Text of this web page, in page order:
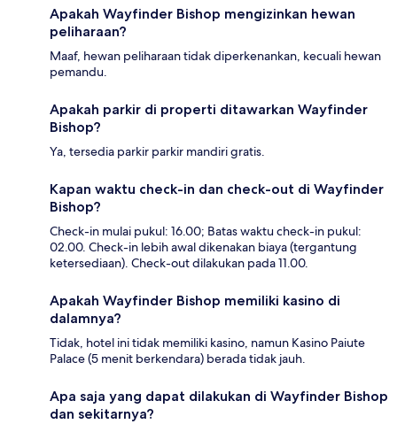
Apakah Wayfinder Bishop mengizinkan hewan
peliharaan?
Maaf, hewan peliharaan tidak diperkenankan, kecuali hewan
pemandu.
Apakah parkir di properti ditawarkan Wayfinder
Bishop?
Ya, tersedia parkir parkir mandiri gratis.
Kapan waktu check-in dan check-out di Wayfinder
Bishop?
Check-in mulai pukul: 16.00; Batas waktu check-in pukul:
02.00. Check-in lebih awal dikenakan biaya (tergantung
ketersediaan). Check-out dilakukan pada 11.00.
Apakah Wayfinder Bishop memiliki kasino di
dalamnya?
Tidak, hotel ini tidak memiliki kasino, namun Kasino Paiute
Palace (5 menit berkendara) berada tidak jauh.
Apa saja yang dapat dilakukan di Wayfinder Bishop
dan sekitarnya?